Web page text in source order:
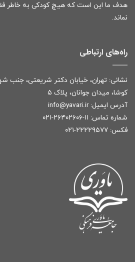
هدف ما این است که هیچ کودکی به خاطر
نماند.
راه‌های ارتباطی
کوشا، میدان جوانان، پلاک ۵
آدرس ایمیل: info@yavari.ir
شماره تماس: ۱۱-۲۶۴۰۲۶۰۶-۰۲۱
فکس: ۲۲۲۲۹۵۷۷-۰۲۱